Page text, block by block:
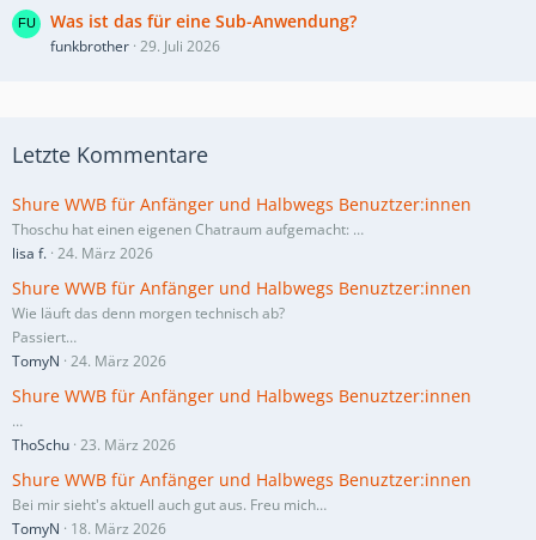
Was ist das für eine Sub-Anwendung?
funkbrother 29. Juli 2026
Letzte Kommentare
Shure WWB für Anfänger und Halbwegs Benuztzer:innen
Thoschu hat einen eigenen Chatraum aufgemacht: …
lisa f. 24. März 2026
Shure WWB für Anfänger und Halbwegs Benuztzer:innen
Wie läuft das denn morgen technisch ab?
Passiert…
TomyN 24. März 2026
Shure WWB für Anfänger und Halbwegs Benuztzer:innen
…
ThoSchu 23. März 2026
Shure WWB für Anfänger und Halbwegs Benuztzer:innen
Bei mir sieht's aktuell auch gut aus. Freu mich…
TomyN
18. März 2026